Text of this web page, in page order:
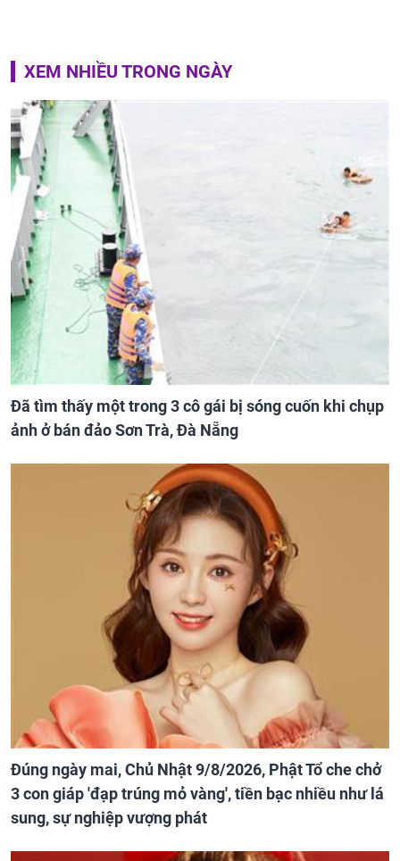
XEM NHIỀU TRONG NGÀY
Đã tìm thấy một trong 3 cô gái bị sóng cuốn khi chụp
ảnh ở bán đảo Sơn Trà, Đà Nẵng
Đúng ngày mai, Chủ Nhật 9/8/2026, Phật Tổ che chở
3 con giáp 'đạp trúng mỏ vàng', tiền bạc nhiều như lá
sung, sự nghiệp vượng phát